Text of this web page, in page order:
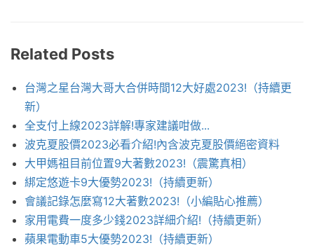
Related Posts
台灣之星台灣大哥大合併時間12大好處2023!（持續更
新）
全支付上線2023詳解!專家建議咁做...
波克夏股價2023必看介紹!內含波克夏股價絕密資料
大甲媽祖目前位置9大著數2023!（震驚真相）
綁定悠遊卡9大優勢2023!（持續更新）
會議記錄怎麼寫12大著數2023!（小編貼心推薦）
家用電費一度多少錢2023詳細介紹!（持續更新）
蘋果電動車5大優勢2023!（持續更新）